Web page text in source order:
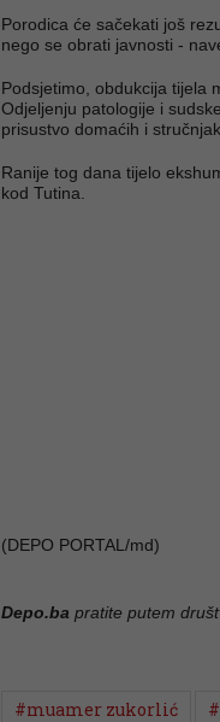
Porodica će sačekati još
nego se obrati javnosti -
Podsjetimo, obdukcija tijela
Odjeljenju patologije i
prisustvo domaćih i
Ranije tog dana tijelo
kod Tutina.
(DEPO PORTAL/md)
Depo.ba pratite putem
#muamer zukorlić